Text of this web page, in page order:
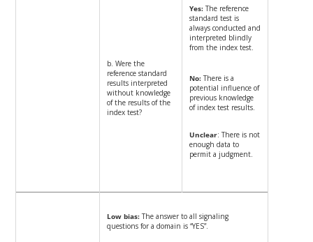
b. Were the
reference standard
results interpreted
without knowledge
of the results of the
index test?
Yes:The reference
standard test is
always conducted and
interpreted blindly
from the index test.
No:There is a
potential influence of
previous knowledge
of index test results.
Unclear: There is not
enough data to
permit a judgment.
Low bias:The answer to all signaling
questions for a domain is “YES”.